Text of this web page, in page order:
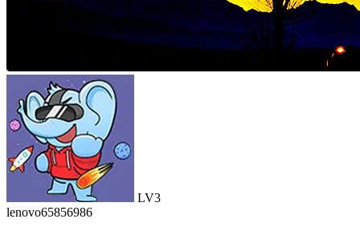
LV3
lenovo65856986